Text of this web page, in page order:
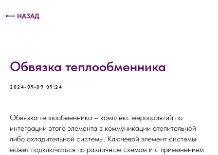
⟵ НАЗАД
Обвязка теплообменника
2024-09-09 09:24
Обвязка теплообменника – комплекс мероприятий по
интеграции этого элемента в коммуникации отопительной
либо охладительной системы. Ключевой элемент системы
может подключаться по различным схемам и с применением